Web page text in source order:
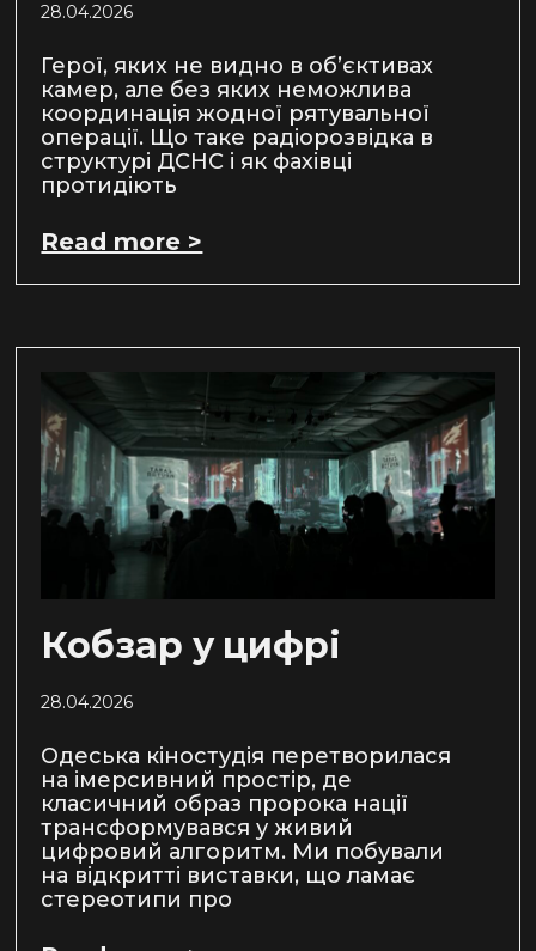
28.04.2026
Герої, яких не видно в об’єктивах
камер, але без яких неможлива
координація жодної рятувальної
операції. Що таке радіорозвідка в
структурі ДСНС і як фахівці
протидіють
Read more >
Кобзар у цифрі
28.04.2026
Одеська кіностудія перетворилася
на імерсивний простір, де
класичний образ пророка нації
трансформувався у живий
цифровий алгоритм. Ми побували
на відкритті виставки, що ламає
стереотипи про